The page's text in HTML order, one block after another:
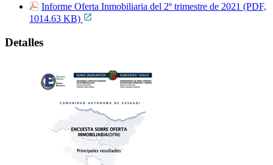
Informe Oferta Inmobiliaria del 2º trimestre de 2021 (PDF,
1014.63 KB)
Detalles